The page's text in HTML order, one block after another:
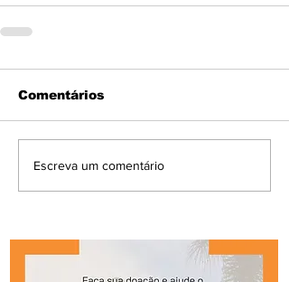
Comentários
Escreva um comentário